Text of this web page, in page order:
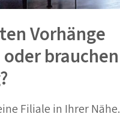
Vorhänge
brauchen
Filiale in Ihrer Nähe.